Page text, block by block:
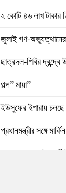
২ কোটি ৪৬ লাখ টাকার
জুলাই গণ-
ছাত্রদল-শিবির
গল্প” মায়া”
ইউসুফের ইশারায়
প্রধানমন্ত্রীর সঙ্গে
চেয়ারম্যান-এমডির